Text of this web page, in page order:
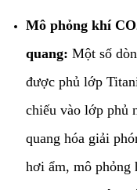
Mô phỏng khí
quang: Một số
được phủ lớp
chiếu vào lớp phủ
quang hóa giải
hơi ẩm, mô